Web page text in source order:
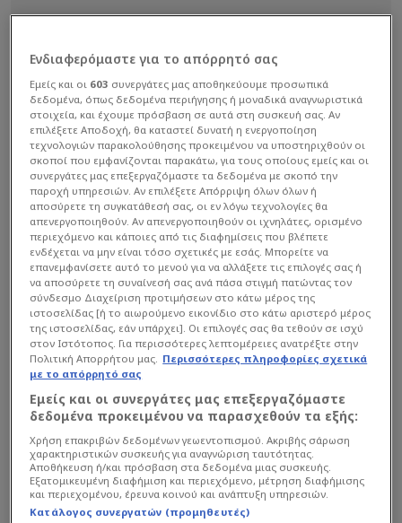
Ωστόσο, οι Πράσινοι έχουν έντονα παράπονα
από τα σφυρίγματα της διαιτητικής τριάδας, με
αποκορύφωμα το φάουλ που δόθηκε το Ναν
πάνω στον Φουρνιέ στα τελευταία κρίσιμα λεπτά
του αγώνα.
Διαβάστε επίσης...
"Καταγγελία"
Γιαννακόπουλου για
Τσαρούχα- Τι συνέβη στο
φάουλ του Ναν (Pic)
Η ερώτηση του Δημήτρη
Γιαννακόπουλου στους
οπαδούς του Ολυμπιακού
(ΦΩΤΟ)
Ενδιαφερόμαστε για το απόρρητό σας
Εμείς και οι 603 συνεργάτες μας αποθηκεύουμε προσωπικά
δεδομένα, όπως δεδομένα περιήγησης ή μοναδικά αναγνωριστικά
στοιχεία, και έχουμε πρόσβαση σε αυτά στη συσκευή σας. Αν
επιλέξετε Αποδοχή, θα καταστεί δυνατή η ενεργοποίηση
τεχνολογιών παρακολούθησης προκειμένου να υποστηριχθούν οι
σκοποί που εμφανίζονται παρακάτω, για τους οποίους εμείς και οι
συνεργάτες μας επεξεργαζόμαστε τα δεδομένα με σκοπό την
παροχή υπηρεσιών. Αν επιλέξετε Απόρριψη όλων όλων ή
αποσύρετε τη συγκατάθεσή σας, οι εν λόγω τεχνολογίες θα
απενεργοποιηθούν. Αν απενεργοποιηθούν οι ιχνηλάτες, ορισμένο
περιεχόμενο και κάποιες από τις διαφημίσεις που βλέπετε
ενδέχεται να μην είναι τόσο σχετικές με εσάς. Μπορείτε να
επανεμφανίσετε αυτό το μενού για να αλλάξετε τις επιλογές σας ή
να αποσύρετε τη συναίνεσή σας ανά πάσα στιγμή πατώντας τον
σύνδεσμο Διαχείριση προτιμήσεων στο κάτω μέρος της
ιστοσελίδας [ή το αιωρούμενο εικονίδιο στο κάτω αριστερό μέρος
της ιστοσελίδας, εάν υπάρχει]. Οι επιλογές σας θα τεθούν σε ισχύ
στον Ιστότοπος. Για περισσότερες λεπτομέρειες ανατρέξτε στην
Πολιτική Απορρήτου μας. Περισσότερες πληροφορίες σχετικά
με το απόρρητό σας
Εμείς και οι συνεργάτες μας επεξεργαζόμαστε
δεδομένα προκειμένου να παρασχεθούν τα εξής:
Χρήση επακριβών δεδομένων γεωεντοπισμού. Ακριβής σάρωση
χαρακτηριστικών συσκευής για αναγνώριση ταυτότητας.
Αποθήκευση ή/και πρόσβαση στα δεδομένα μιας συσκευής.
Εξατομικευμένη διαφήμιση και περιεχόμενο, μέτρηση διαφήμισης
και περιεχομένου, έρευνα κοινού και ανάπτυξη υπηρεσιών.
Κατάλογος συνεργατών (προμηθευτές)